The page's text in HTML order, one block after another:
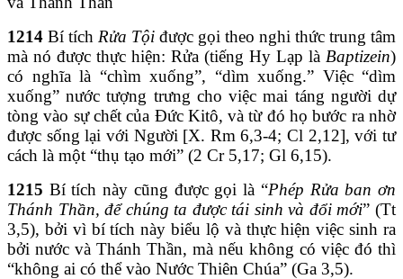
1214 Bí tích Rửa Tội được gọi theo nghi thức trung tâm
mà nó được thực hiện: Rửa (tiếng Hy Lạp là Baptizein)
có nghĩa là “chìm xuống”, “dìm xuống.” Việc “dìm
xuống” nước tượng trưng cho việc mai táng người dự
tòng vào sự chết của Đức Kitô, và từ đó họ bước ra nhờ
được sống lại với Người [X. Rm 6,3-4; Cl 2,12], với tư
cách là một “thụ tạo mới” (2 Cr 5,17; Gl 6,15).
1215 Bí tích này cũng được gọi là “Phép Rửa ban ơn
Thánh Thần, để chúng ta được tái sinh và đổi mới” (Tt
3,5), bởi vì bí tích này biểu lộ và thực hiện việc sinh ra
bởi nước và Thánh Thần, mà nếu không có việc đó thì
“không ai có thể vào Nước Thiên Chúa” (Ga 3,5).